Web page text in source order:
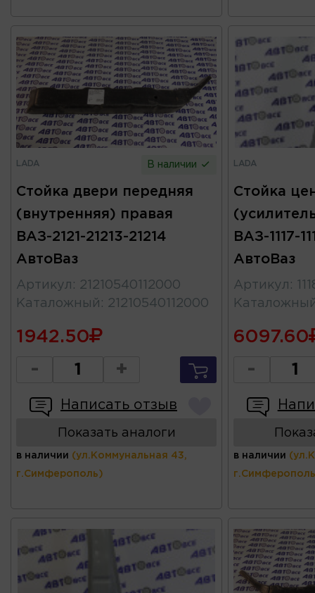
LADA В наличии
Стойка двери передняя
(внутренняя) правая
ВАЗ-2121-21213-21214
АвтоВаз
Артикул : 21210540112000
Каталожный : 21210540112000
1942.50
- +
Написать отзыв
Показать аналоги
в наличии (ул.Коммунальная 43,
г.Симферополь)
LADA
Стойка
ВАЗ-1117-
АвтоВаз
Артикул :
6097.60
-
в наличии